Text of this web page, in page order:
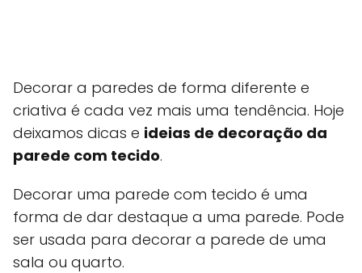
Decorar a paredes de forma diferente e
criativa é cada vez mais uma tendência. Hoje
deixamos dicas e ideias de decoração da
parede com tecido.
Decorar uma parede com tecido é uma
forma de dar destaque a uma parede. Pode
ser usada para decorar a parede de uma
sala ou quarto.